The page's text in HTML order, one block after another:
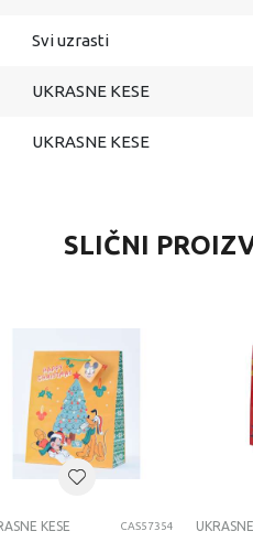
Svi uzrasti
UKRASNE KESE
UKRASNE KESE
SLIČNI
KESE CAS57354